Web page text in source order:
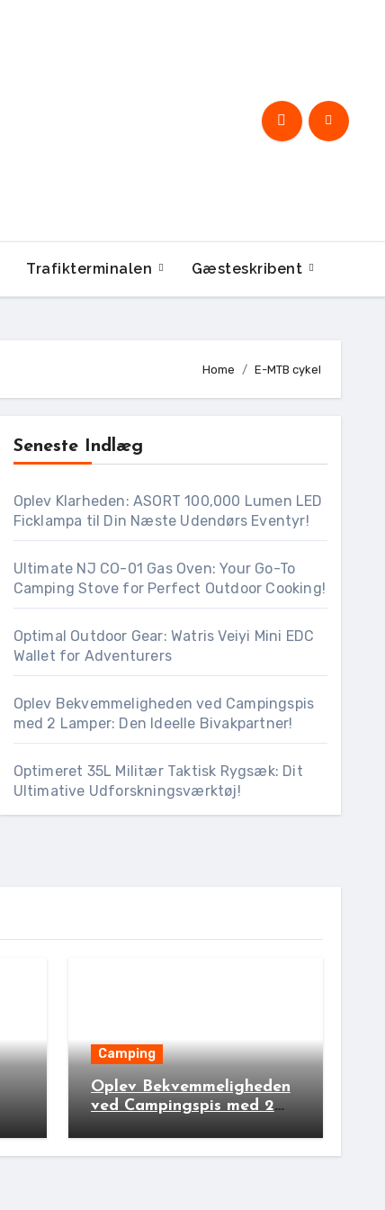
Trafikterminalen Gæsteskribent
Home E-MTB cykel
Seneste Indlæg
Oplev Klarheden: ASORT 100,000 Lumen LED
Ficklampa til Din Næste Udendørs Eventyr!
Ultimate NJ CO-01 Gas Oven: Your Go-To
Camping Stove for Perfect Outdoor Cooking!
Optimal Outdoor Gear: Watris Veiyi Mini EDC
Wallet for Adventurers
Oplev Bekvemmeligheden ved Campingspis
med 2 Lamper: Den Ideelle Bivakpartner!
Optimeret 35L Militær Taktisk Rygsæk: Dit
Ultimative Udforskningsværktøj!
Camping
Oplev Bekvemmeligheden
ved Campingspis med 2
Bivakpartner!